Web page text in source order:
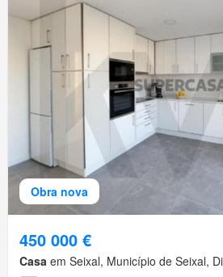
Obra nova
450 000 €
Casa em Seixal, Município de Seixal,